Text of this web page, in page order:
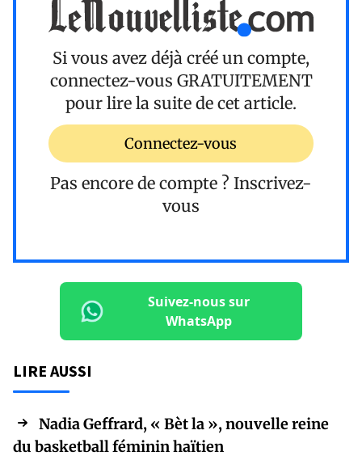
Si vous avez déjà créé un compte,
connectez-vous GRATUITEMENT
pour lire la suite de cet article.
Connectez-vous
Pas encore de compte ? Inscrivez-
vous
Suivez-nous sur
WhatsApp
LIRE AUSSI
Nadia Geffrard, « Bèt la », nouvelle reine
du basketball féminin haïtien